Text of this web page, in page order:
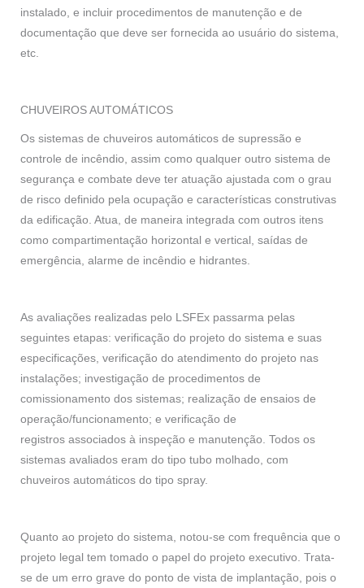
instalado, e incluir procedimentos de manutenção e de
documentação que deve ser fornecida ao usuário do sistema,
etc.
CHUVEIROS AUTOMÁTICOS
Os sistemas de chuveiros automáticos de supressão e
controle de incêndio, assim como qualquer outro sistema de
segurança e combate deve ter atuação ajustada com o grau
de risco definido pela ocupação e características construtivas
da edificação. Atua, de maneira integrada com outros itens
como compartimentação horizontal e vertical, saídas de
emergência, alarme de incêndio e hidrantes.
As avaliações realizadas pelo LSFEx passarma pelas
seguintes etapas: verificação do projeto do sistema e suas
especificações, verificação do atendimento do projeto nas
instalações; investigação de procedimentos de
comissionamento dos sistemas; realização de ensaios de
operação/funcionamento; e verificação de
registros associados à inspeção e manutenção. Todos os
sistemas avaliados eram do tipo tubo molhado, com
chuveiros automáticos do tipo spray.
Quanto ao projeto do sistema, notou-se com frequência que o
projeto legal tem tomado o papel do projeto executivo. Trata-
se de um erro grave do ponto de vista de implantação, pois o